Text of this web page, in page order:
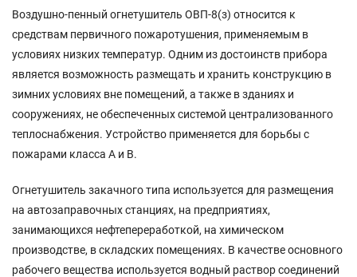
Воздушно-пенный огнетушитель ОВП-8(з) относится к
средствам первичного пожаротушения, применяемым в
условиях низких температур. Одним из достоинств прибора
является возможность размещать и хранить конструкцию в
зимних условиях вне помещений, а также в зданиях и
сооружениях, не обеспеченных системой централизованного
теплоснабжения. Устройство применяется для борьбы с
пожарами класса А и В.
Огнетушитель закачного типа используется для размещения
на автозаправочных станциях, на предприятиях,
занимающихся нефтепереработкой, на химическом
производстве, в складских помещениях. В качестве основного
рабочего вещества используется водный раствор соединений